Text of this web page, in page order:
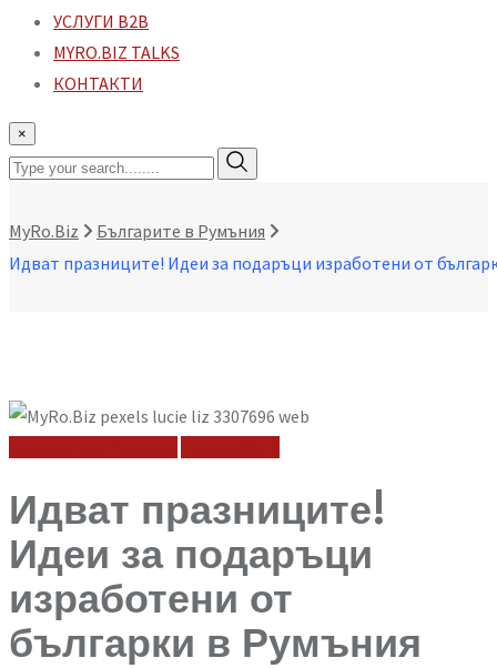
УСЛУГИ B2B
MYRO.BIZ TALKS
КОНТАКТИ
×
MyRo.Biz Българите в Румъния
Идват празниците!
Идеи за подаръци
изработени от
българки в Румъния